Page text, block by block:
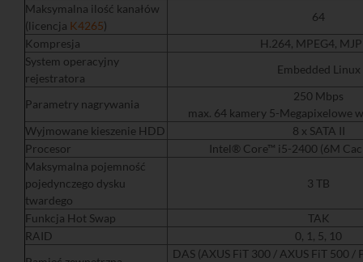
Maksymalna ilość kanałów
(licencja K4265)
64
Kompresja
H.264, MPEG4,
System operacyjny
rejestratora
Embedded Linux
Parametry nagrywania
250 Mbps
max. 64 kamery 5-Megapixelowe
Wyjmowane kieszenie HDD
8 x SATA II
Procesor
Intel® Core™ i5-2400 (6M
Maksymalna pojemność
pojedynczego dysku
twardego
3 TB
Funkcja Hot Swap
TAK
RAID
0, 1, 5, 10
DAS (AXUS FiT 300 / AXUS FiT 500 /